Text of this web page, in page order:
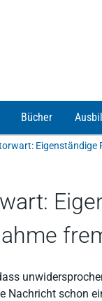
Bücher
Nachricht schon